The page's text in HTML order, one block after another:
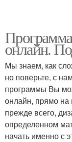
онлайн.
Мы знаем, как
но поверьте, с
программы Вы
онлайн, прямо на
прежде всего,
определенном
начать именно с